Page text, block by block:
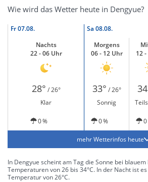
Wie wird das Wetter heute in Dengyue?
Fr07.08. Sa 08.08.
Nachts
22 - 06 Uhr
Morgens
06 - 12 Uhr
12
28° / 26° 33° / 26°
Klar
Sonnig
0 % 0 % 0
mehr Wetterinfos heute
In Dengyue scheint am Tag die Sonne bei
Temperaturen von 26 bis 34°C. In der Nacht ist
Temperatur von 26°C.